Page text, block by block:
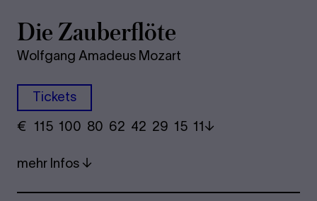
Die Zau­ber­flö­te
Wolfgang Amadeus Mozart
Tickets
€ ​ 115 100 80​ 62 42 29​ 15 11
mehr Infos